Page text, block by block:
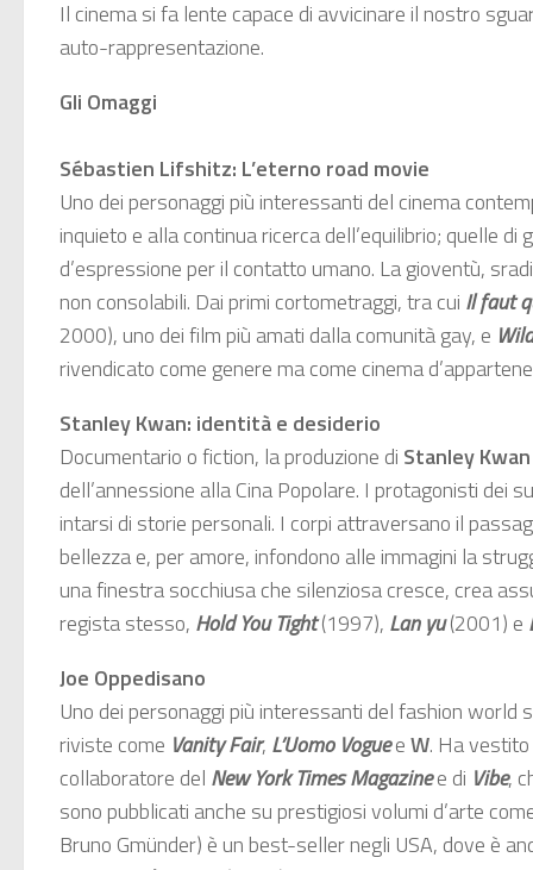
Il cinema si fa lente capace di avvicinare il nostro
auto-rappresentazione.
Gli Omaggi
Sébastien Lifshitz: L’eterno road movie
Uno dei personaggi più interessanti del cinema
inquieto e alla continua ricerca dell’equilibrio; quelle
d’espressione per il contatto umano. La gioventù,
non consolabili. Dai primi cortometraggi, tra cui Il faut
2000), uno dei film più amati dalla comunità gay, e
rivendicato come genere ma come cinema
Stanley Kwan: identità e desiderio
Documentario o fiction, la produzione di Stanley Kwan
dell’annessione alla Cina Popolare. I protagonisti dei
intarsi di storie personali. I corpi attraversano il
bellezza e, per amore, infondono alle immagini la
una finestra socchiusa che silenziosa cresce, crea
regista stesso, Hold You Tight(1997), Lan yu(2001) e
Joe Oppedisano
Uno dei personaggi più interessanti del fashion
riviste come Vanity Fair, L’Uomo VogueeW. Ha
collaboratore del New York Times Magazinee di Vibe,
sono pubblicati anche su prestigiosi volumi d’arte
Bruno Gmünder) è un best-seller negli USA, dove è